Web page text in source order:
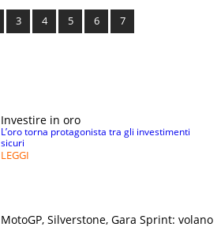
3 4 5 6 7
Investire in oro
L’oro torna protagonista tra gli investimenti
sicuri
LEGGI
MotoGP, Silverstone, Gara Sprint: volano